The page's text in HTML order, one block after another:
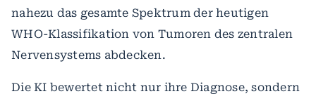
nahezu das gesamte Spektrum der heutigen
WHO-Klassifikation von Tumoren des zentralen
Nervensystems abdecken.
Die KI bewertet nicht nur ihre Diagnose, sondern